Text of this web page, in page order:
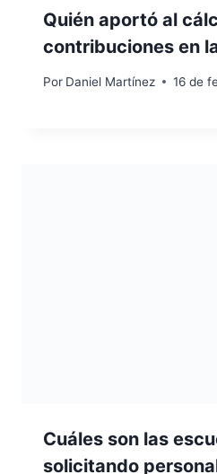
Quién aportó al
contribuciones en
Por Daniel Martínez 16 de
Cuáles son las
solicitando